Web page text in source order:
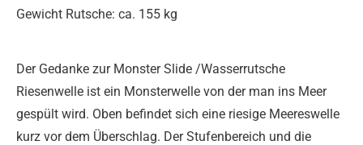
Gewicht Rutsche: ca. 155 kg
Der Gedanke zur Monster Slide /Wasserrutsche
Riesenwelle ist ein Monsterwelle von der man ins Meer
gespült wird. Oben befindet sich eine riesige Meereswelle
kurz vor dem Überschlag. Der Stufenbereich und die